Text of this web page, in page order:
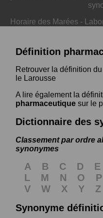
Horaire des Marées -
Définition
Retrouver la définition
le Larousse
A lire également la
pharmaceutique sur le
Dictionnaire des
Classement par ordre
synonymes
A B C D E
L
M N O P
V
W X Y
Z
Synonyme